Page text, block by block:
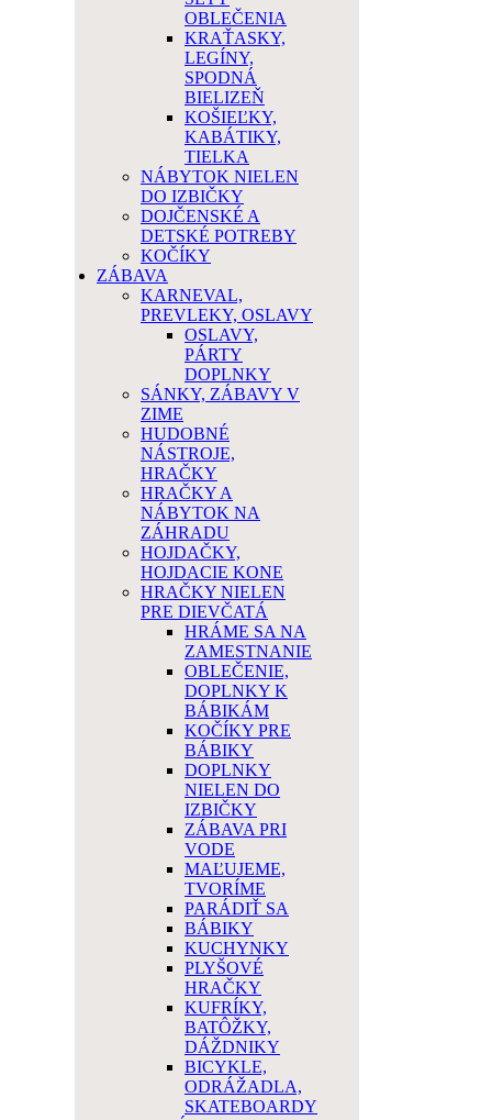
OBLEČENIA
KRAŤASKY,
LEGÍNY,
SPODNÁ
BIELIZEŇ
KOŠIEĽKY,
KABÁTIKY,
TIELKA
NÁBYTOK NIELEN
DO IZBIČKY
DOJČENSKÉ A
DETSKÉ POTREBY
KOČÍKY
ZÁBAVA
KARNEVAL,
PREVLEKY, OSLAVY
OSLAVY,
PÁRTY
DOPLNKY
SÁNKY, ZÁBAVY V
ZIME
HUDOBNÉ
NÁSTROJE,
HRAČKY
HRAČKY A
NÁBYTOK NA
ZÁHRADU
HOJDAČKY,
HOJDACIE KONE
HRAČKY NIELEN
PRE DIEVČATÁ
HRÁME SA NA
ZAMESTNANIE
OBLEČENIE,
DOPLNKY K
BÁBIKÁM
KOČÍKY PRE
BÁBIKY
DOPLNKY
NIELEN DO
IZBIČKY
ZÁBAVA PRI
VODE
MAĽUJEME,
TVORÍME
PARÁDIŤ SA
BÁBIKY
KUCHYNKY
PLYŠOVÉ
HRAČKY
KUFRÍKY,
BATÔŽKY,
DÁŽDNIKY
BICYKLE,
ODRÁŽADLA,
SKATEBOARDY